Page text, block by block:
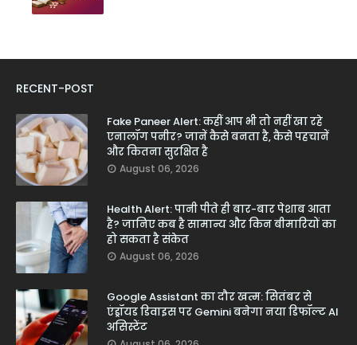
RECENT-POST
Fake Paneer Alert: कहीं आप भी तो नहीं खा रहे
एनालॉग पनीर? जानें कैसे बनता है, कैसे पहचानें
और कितना सुरक्षित है
August 06, 2026
Health Alert: पानी पीते ही बार-बार पेशाब आता
है? जानिए कब है सामान्य और किन बीमारियों का
हो सकता है संकेत
August 06, 2026
Google Assistant का दौर खत्म: सितंबर से
एंड्रॉयड डिवाइस पर Gemini बनेगा नया डिफॉल्ट AI
असिस्टेंट